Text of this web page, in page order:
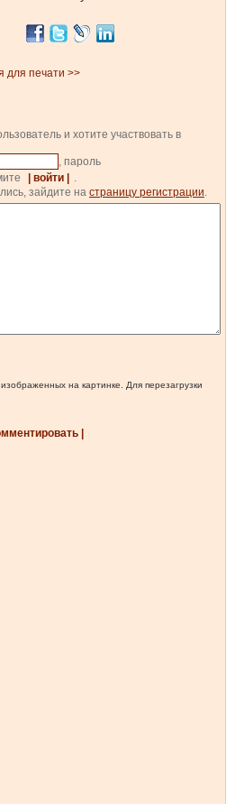
для печати >>
и хотите участвовать в
, пароль
| войти |
.
зайдите на страницу регистрации.
на картинке. Для перезагрузки
|